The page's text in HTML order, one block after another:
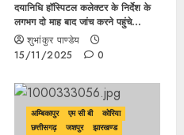
दयानिधि हॉस्पिटल कलेक्टर के निर्देश के
लगभग दो माह बाद जांच करने पहुंचे
अफसर, अब सही रिपोर्ट बनेगी या जांच के
नाम पर होगी खानापूर्ति
शुभांकुर पाण्डेय
15/11/2025
0
अम्बिकापुर एम सी बी
कोरिया
छत्तीसगढ़
जशपुर
झारखण्ड